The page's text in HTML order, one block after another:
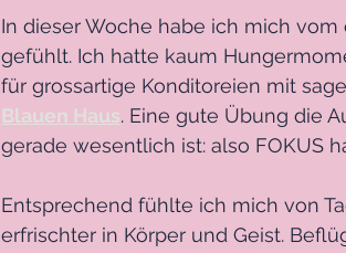
In dieser Woche habe ich mich
gefühlt. Ich hatte kaum
für grossartige Konditoreien mit
Blauen Haus. Eine gute Übung die
gerade wesentlich ist: also FOKUS
Entsprechend fühlte ich mich von
erfrischter in Körper und Geist.